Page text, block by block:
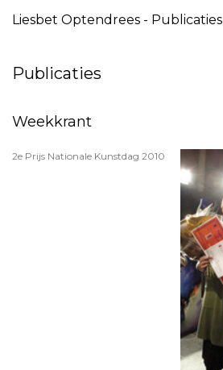
Liesbet Optendrees - Publicaties
Publicaties
Weekkrant
2e Prijs Nationale Kunstdag 2010